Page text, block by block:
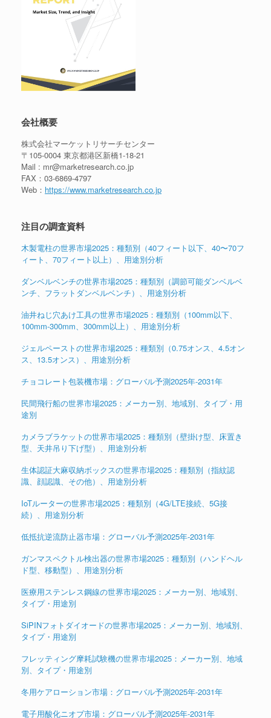
会社概要
株式会社マーケットリサーチセンター
〒105-0004 東京都港区新橋1-18-21
Mail : mr@marketresearch.co.jp
FAX：03-6869-4797
Web： https://www.marketresearch.co.jp
注目の調査資料
木製電柱の世界市場2025：種類別（40フィート以下、40〜70フ
ィート、70フィート以上）、用途別分析
ダンベルベンチの世界市場2025：種類別（調節可能ダンベルベ
ンチ、フラットダンベルベンチ）、用途別分析
油井ねじ穴あけ工具の世界市場2025：種類別（100mm以下、
100mm-300mm、300mm以上）、用途別分析
ジェルペーストの世界市場2025：種類別（0.75オンス、4.5オン
ス、13.5オンス）、用途別分析
チョコレート包装機市場：グローバル予測2025年-2031年
民間飛行船の世界市場2025：メーカー別、地域別、タイプ・用
途別
カメラブラケットの世界市場2025：種類別（壁掛け型、床置き
型、天井吊り下げ型）、用途別分析
生体認証大麻収納ボックスの世界市場2025：種類別（指紋認
識、顔認識、その他）、用途別分析
IoTルーターの世界市場2025：種類別（4G/LTE接続、5G接
続）、用途別分析
低抵抗逆流防止器市場：グローバル予測2025年-2031年
ガンマスペクトル検出器の世界市場2025：種類別（ハンドヘル
ド型、移動型）、用途別分析
医療用ステンレス鋼線の世界市場2025：メーカー別、地域別、
タイプ・用途別
SiPINフォトダイオードの世界市場2025：メーカー別、地域別、
タイプ・用途別
フレッティング摩耗試験機の世界市場2025：メーカー別、地域
別、タイプ・用途別
冬用ケアローション市場：グローバル予測2025年-2031年
電子用酸化ニオブ市場：グローバル予測2025年-2031年